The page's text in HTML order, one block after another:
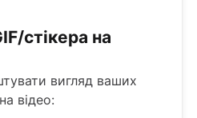
стікера на
вигляд ваших
відео: